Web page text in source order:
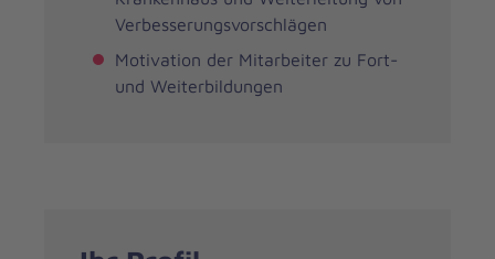
Verbesserungsvorschlägen
Motivation der Mitarbeiter zu Fort-
und Weiterbildungen